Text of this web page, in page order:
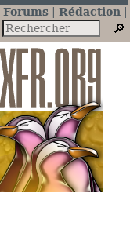
Forums
Rédaction